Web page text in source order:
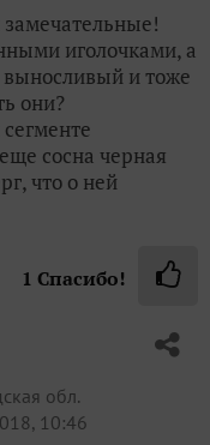
иголочками, а
выносливый и тоже
они?
сосна черная
что о ней
1 Спасибо!
обл.
10:46